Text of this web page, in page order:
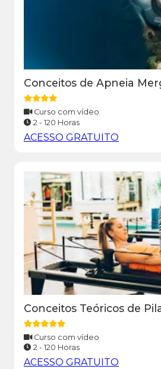
Conceitos de Apneia
Curso com vídeo
2 - 120 Horas
ACESSO GRATUITO
Conceitos Teóricos de
Curso com vídeo
2 - 120 Horas
ACESSO GRATUITO